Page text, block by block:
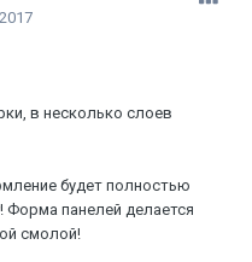
в несколько слоев
будет полностью
Форма панелей делается
смолой!